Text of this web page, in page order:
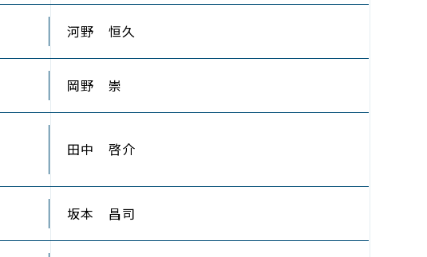
河野 恒久
岡野 崇
田中 啓介
坂本 昌司